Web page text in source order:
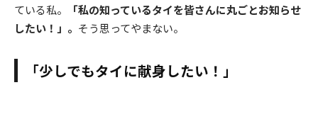
ている私。
「私の知っているタイを皆さんに丸ごとお知らせ
したい！」。 そう思ってやまない。
「少しでもタイに献身したい！」